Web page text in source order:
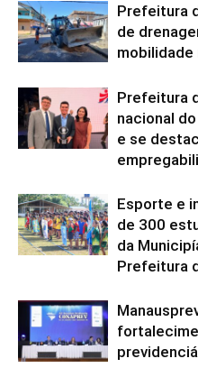
Prefeitura
de
mobilidade
Prefeitura
nacional
e se
Esporte e
de 300
da
Prefeitura